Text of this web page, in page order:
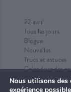
22 avril
Tous les jours
Blogue
Nouvelles
Trucs et astuces
Calendrier des
Proposez des
Nous utilisons
expérience